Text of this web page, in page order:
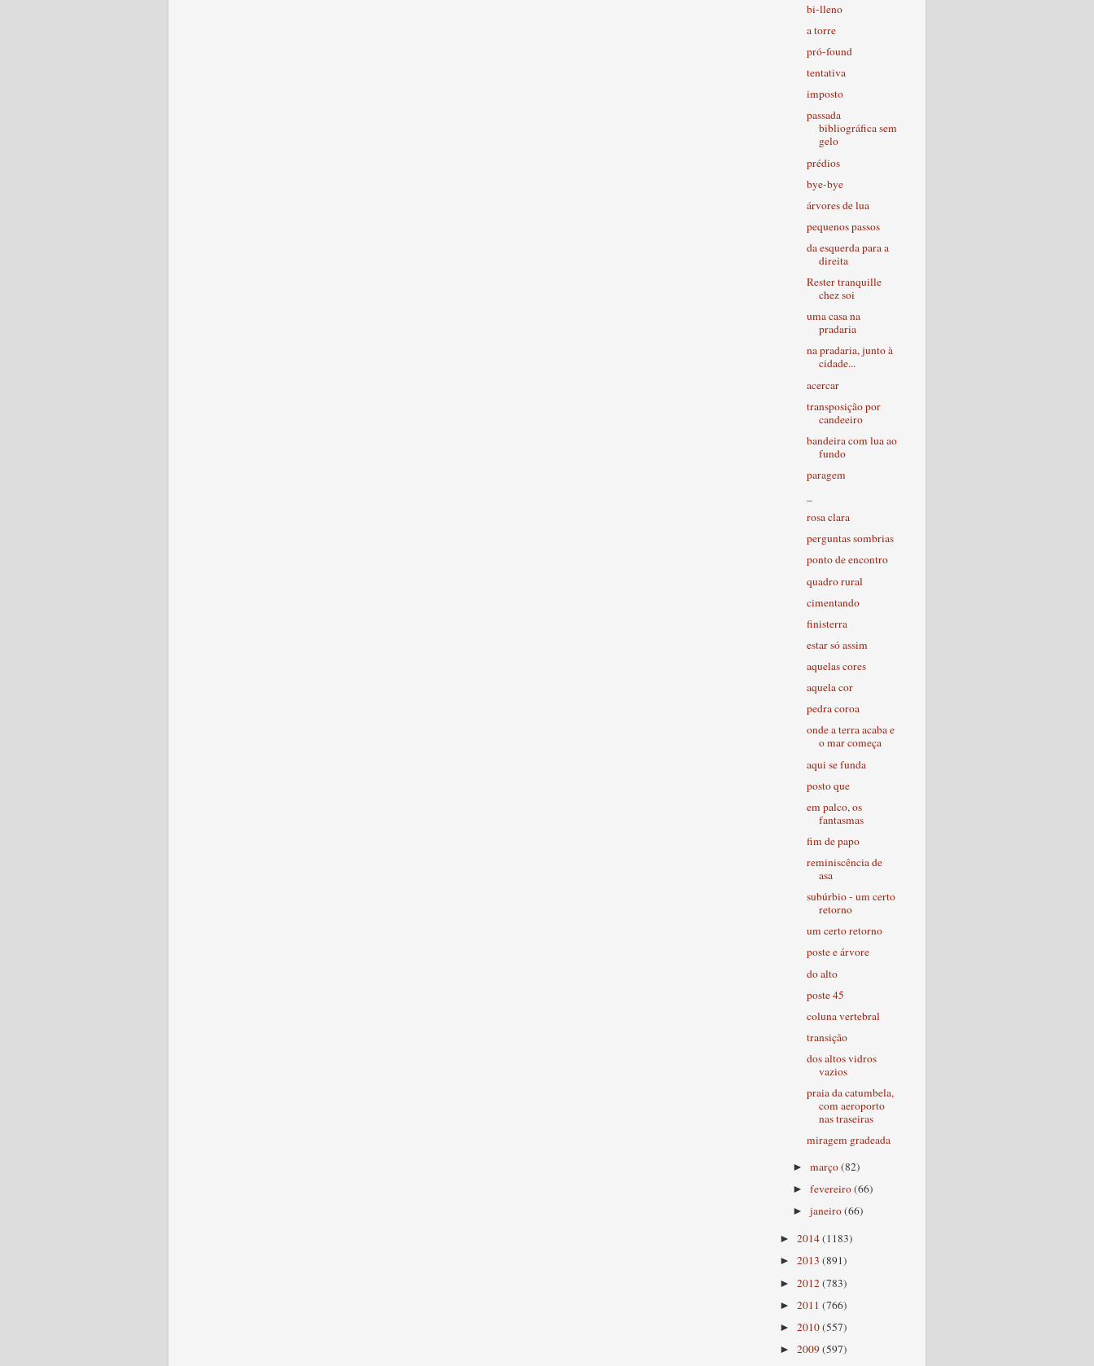
bi-lleno
a torre
pró-found
tentativa
imposto
passada
bibliográfica sem
gelo
prédios
bye-bye
árvores de lua
pequenos passos
da esquerda para a
direita
Rester tranquille
chez soi
uma casa na
pradaria
na pradaria, junto à
cidade...
acercar
transposição por
candeeiro
bandeira com lua ao
fundo
paragem
rosa clara
perguntas sombrias
ponto de encontro
quadro rural
cimentando
finisterra
estar só assim
aquelas cores
aquela cor
pedra coroa
onde a terra acaba e
o mar começa
aqui se funda
posto que
em palco, os
fantasmas
fim de papo
reminiscência de
asa
subúrbio - um certo
retorno
um certo retorno
poste e árvore
do alto
poste 45
coluna vertebral
transição
dos altos vidros
vazios
praia da catumbela,
com aeroporto
nas traseiras
miragem gradeada
►março(82)
►fevereiro(66)
►janeiro(66)
► 2014(1183)
► 2013 (891)
► 2012(783)
► 2011 (766)
► 2010(557)
► 2009(597)